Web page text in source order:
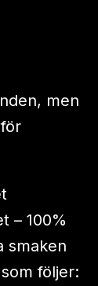
men
– 100%
smaken
följer: